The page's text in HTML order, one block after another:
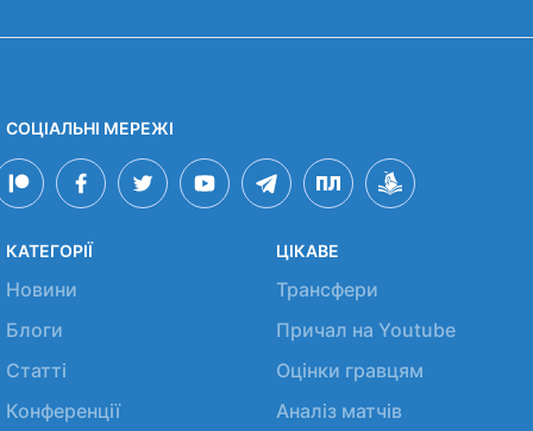
СОЦІАЛЬНІ МЕРЕЖІ
КАТЕГОРІЇ
Новини
Блоги
Статті
Конференції
ЦІКАВЕ
Трансфери
Причал на Youtube
Оцінки гравцям
Аналіз матчів